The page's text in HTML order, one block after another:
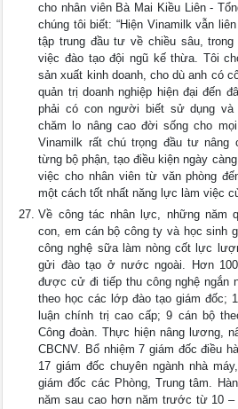
cho nhân viên Bà Mai Kiều Liên -
chúng tôi biết: “Hiện Vinamilk vẫn
tập trung đầu tư về chiều sâu,
việc đào tạo đội ngũ kế thừa. Tôi
sản xuất kinh doanh, cho dù anh có
quản trị doanh nghiệp hiện đại đến
phải có con người biết sử dụng và
chăm lo nâng cao đời sống cho
Vinamilk rất chú trọng đầu tư nâng
từng bộ phận, tạo điều kiện ngày
việc cho nhân viên từ văn phòng
một cách tốt nhất năng lực làm việc
Về công tác nhân lực, những năm
con, em cán bộ công ty và học sinh
công nghệ sữa làm nòng cốt lực
gửi đào tạo ở nước ngoài. Hơn
được cử đi tiếp thu công nghệ ngắn
theo học các lớp đào tạo giám đốc;
luận chính trị cao cấp; 9 cán bộ
Công đoàn. Thực hiện nâng lương,
CBCNV. Bổ nhiệm 7 giám đốc điều
17 giám đốc chuyên ngành nhà
giám đốc các Phòng, Trung tâm.
năm sau cao hơn năm trước từ 10